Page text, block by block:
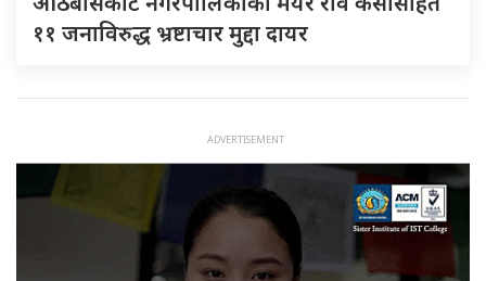
११ जनाविरुद्ध भ्रष्टाचार मुद्दा दायर